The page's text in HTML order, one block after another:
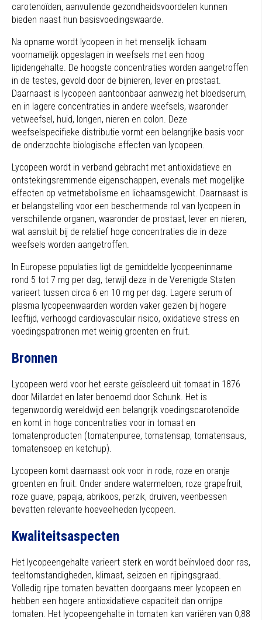
carotenoïden, aanvullende gezondheidsvoordelen kunnen
bieden naast hun basisvoedingswaarde.
Na opname wordt lycopeen in het menselijk lichaam
voornamelijk opgeslagen in weefsels met een hoog
lipidengehalte. De hoogste concentraties worden aangetroffen
in de testes, gevold door de bijnieren, lever en prostaat.
Daarnaast is lycopeen aantoonbaar aanwezig het bloedserum,
en in lagere concentraties in andere weefsels, waaronder
vetweefsel, huid, longen, nieren en colon. Deze
weefselspecifieke distributie vormt een belangrijke basis voor
de onderzochte biologische effecten van lycopeen.
Lycopeen wordt in verband gebracht met antioxidatieve en
ontstekingsremmende eigenschappen, evenals met mogelijke
effecten op vetmetabolisme en lichaamsgewicht. Daarnaast is
er belangstelling voor een beschermende rol van lycopeen in
verschillende organen, waaronder de prostaat, lever en nieren,
wat aansluit bij de relatief hoge concentraties die in deze
weefsels worden aangetroffen.
In Europese populaties ligt de gemiddelde lycopeeninname
rond 5 tot 7 mg per dag, terwijl deze in de Verenigde Staten
varieert tussen circa 6 en 10 mg per dag. Lagere serum of
plasma lycopeenwaarden worden vaker gezien bij hogere
leeftijd, verhoogd cardiovasculair risico, oxidatieve stress en
voedingspatronen met weinig groenten en fruit.
Bronnen
Lycopeen werd voor het eerste geïsoleerd uit tomaat in 1876
door Millardet en later benoemd door Schunk. Het is
tegenwoordig wereldwijd een belangrijk voedingscarotenoïde
en komt in hoge concentraties voor in tomaat en
tomatenproducten (tomatenpuree, tomatensap, tomatensaus,
tomatensoep en ketchup).
Lycopeen komt daarnaast ook voor in rode, roze en oranje
groenten en fruit. Onder andere watermeloen, roze grapefruit,
roze guave, papaja, abrikoos, perzik, druiven, veenbessen
bevatten relevante hoeveelheden lycopeen.
Kwaliteitsaspecten
Het lycopeengehalte varieert sterk en wordt beïnvloed door ras,
teeltomstandigheden, klimaat, seizoen en rijpingsgraad.
Volledig rijpe tomaten bevatten doorgaans meer lycopeen en
hebben een hogere antioxidatieve capaciteit dan onrijpe
tomaten. Het lycopeengehalte in tomaten kan variëren van 0,88